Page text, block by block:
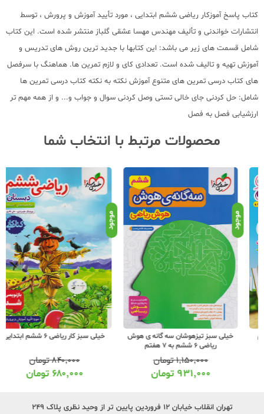
کتاب پاسخ آموزکار ریاضی ششم ابتدایی ، مورد تأیید آموزش و پرورش ، توسط
انتشارات خواندنی و تألیف مهندس مهسا عشقی گلباز منتشر شده است. این کتاب
شامل قسمت های زیر می باشد: این کتابها با جدید ترین روش های تدریس و
آموزش تهیه و تالیف شده است. تعدادی کای و لازم تمرین ها. هماهنگ با سرفصل
های کتاب درسی تمرین های متنوع آموزش نکته به نکته کتاب درسی تمرین ها
شامل: حل کردنی جای خالی تستی وصل کردنی سوال و جواب و... و از همه مهم تر
ارزشیابی فصل به فصل
محصولات مرتبط با انتخاب شما
موجود
خیلی سبز تیزهوشان سه گانه ی هوش
ریاضی 6 ششم به 7 هفتم
۱,۱۵۰,۰۰۰تومان
۹۳۱,۰۰۰تومان
موجود
خیلی سبز کار ریاضی 6 ششم ابتدایی
۸۴۰,۰۰۰تومان
۶۸۰,۰۰۰تومان
تهران انقلاب خیابان ۱۲ فروردین پایین تر از وحید نظری پلاک ۲۴۹